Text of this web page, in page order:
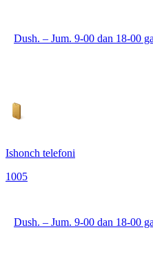
Dush. – Jum. 9-00 dan 18-00
Ishonch telefoni
1005
Dush. – Jum. 9-00 dan 18-00